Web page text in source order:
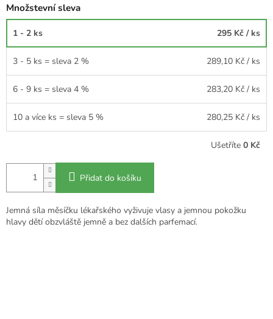
Množstevní sleva
1 - 2 ks 295 Kč / ks
3 - 5 ks = sleva 2 % 289,10 Kč / ks
6 - 9 ks = sleva 4 % 283,20 Kč / ks
10 a více ks = sleva 5 % 280,25 Kč / ks
Ušetříte 0 Kč
Přidat do košíku
Jemná síla měsíčku lékařského vyživuje vlasy a jemnou pokožku
hlavy dětí obzvláště jemně a bez dalších parfemací.